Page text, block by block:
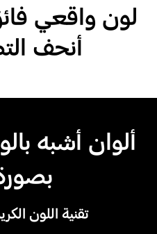
لون واقعي
أنحف
ألوان أشبه
تقنية اللون